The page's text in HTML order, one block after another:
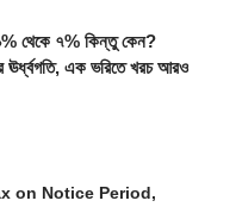
থেকে ৭% কিন্তু কেন?
এক ভরিতে খরচ আরও
on Notice Period